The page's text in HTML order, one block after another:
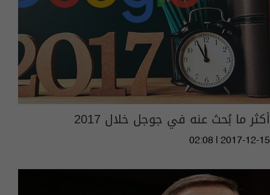
أكثر ما بُحث عنه في جوجل خلال 2017
02:08 | 2017-12-15